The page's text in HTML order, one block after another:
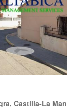
Castilla-La